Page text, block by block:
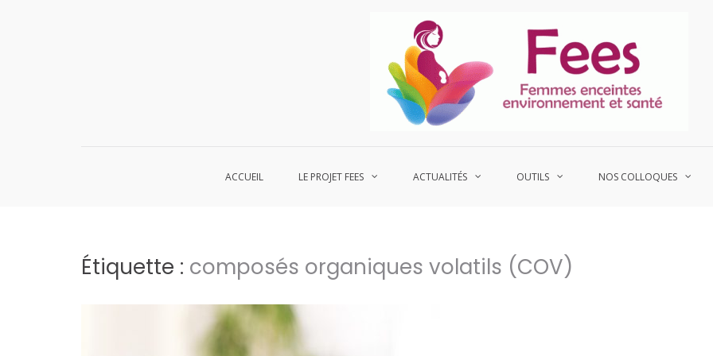
ACCUEIL LE PROJET FEES ACTUALITÉS OUTILS NOS COLLOQUES
Étiquette : composés organiques volatils (COV)